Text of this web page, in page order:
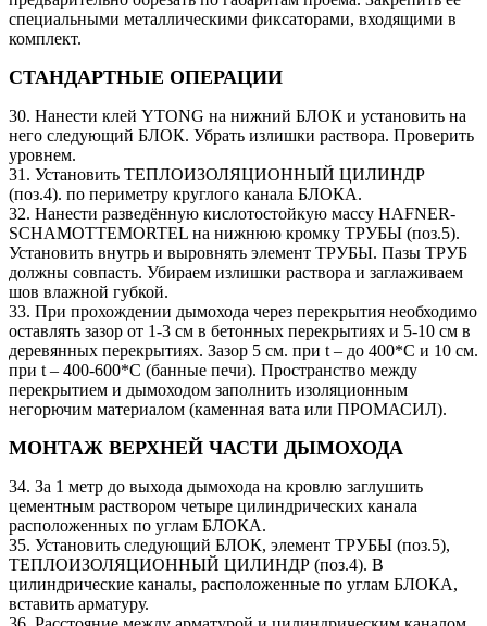
специальными металлическими фиксаторами, входящими в
комплект.
СТАНДАРТНЫЕ ОПЕРАЦИИ
30. Нанести клей YTONG на нижний БЛОК и установить на
него следующий БЛОК. Убрать излишки раствора. Проверить
уровнем.
31. Установить ТЕПЛОИЗОЛЯЦИОННЫЙ ЦИЛИНДР
(поз.4). по периметру круглого канала БЛОКА.
32. Нанести разведённую кислотостойкую массу HAFNER-
SCHAMOTTEMORTEL на нижнюю кромку ТРУБЫ (поз.5).
Установить внутрь и выровнять элемент ТРУБЫ. Пазы ТРУБ
должны совпасть. Убираем излишки раствора и заглаживаем
шов влажной губкой.
33. При прохождении дымохода через перекрытия необходимо
оставлять зазор от 1-3 см в бетонных перекрытиях и 5-10 см в
деревянных перекрытиях. Зазор 5 см. при t – до 400*C и 10 см.
при t – 400-600*C (банные печи). Пространство между
перекрытием и дымоходом заполнить изоляционным
негорючим материалом (каменная вата или ПРОМАСИЛ).
МОНТАЖ ВЕРХНЕЙ ЧАСТИ ДЫМОХОДА
34. За 1 метр до выхода дымохода на кровлю заглушить
цементным раствором четыре цилиндрических канала
расположенных по углам БЛОКА.
35. Установить следующий БЛОК, элемент ТРУБЫ (поз.5),
ТЕПЛОИЗОЛЯЦИОННЫЙ ЦИЛИНДР (поз.4). В
цилиндрические каналы, расположенные по углам БЛОКА,
вставить арматуру.